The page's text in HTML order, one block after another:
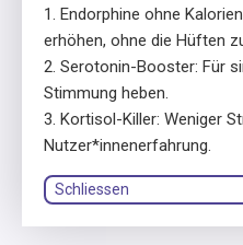
Endorphine ohne
erhöhen, ohne die Hüften
Serotonin-Booster: Für
Stimmung heben.
Kortisol-Killer: Weniger
Nutzer*innenerfahrung.
Schliessen